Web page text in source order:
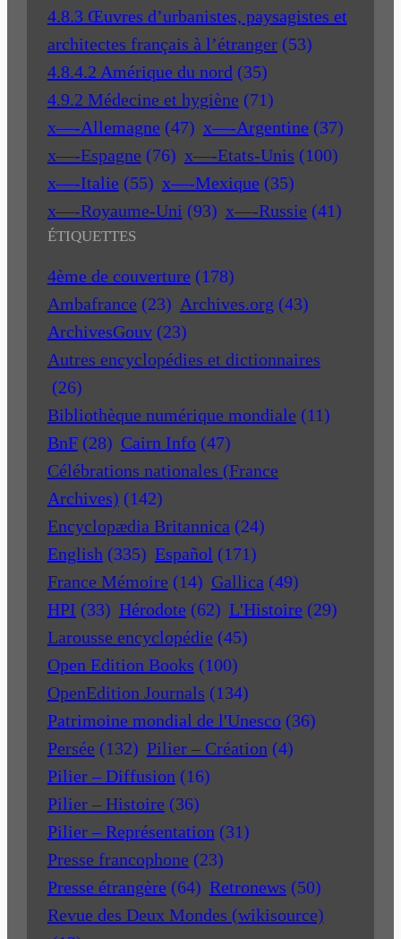
4.8.3 Œuvres d’urbanistes, paysagistes et
architectes français à l’étranger (53)
4.8.4.2 Amérique du nord (35)
4.9.2 Médecine et hygiène (71)
x—-Allemagne (47) x—-Argentine (37)
x—-Espagne (76) x—-Etats-Unis (100)
x—-Italie (55) x—-Mexique (35)
x—-Royaume-Uni (93) x—-Russie (41)
ÉTIQUETTES
4ème de couverture (178)
Ambafrance (23) Archives.org (43)
ArchivesGouv (23)
Autres encyclopédies et dictionnaires
(26)
Bibliothèque numérique mondiale (11)
BnF (28) Cairn Info (47)
Célébrations nationales (France
Archives) (142)
Encyclopædia Britannica (24)
English (335) Español (171)
France Mémoire (14) Gallica (49)
HPI (33) Hérodote (62) L'Histoire (29)
Larousse encyclopédie (45)
Open Edition Books (100)
OpenEdition Journals (134)
Patrimoine mondial de l'Unesco (36)
Persée (132) Pilier – Création (4)
Pilier – Diffusion (16)
Pilier – Histoire (36)
Pilier – Représentation (31)
Presse francophone (23)
Presse étrangère (64) Retronews (50)
Revue des Deux Mondes (wikisource)